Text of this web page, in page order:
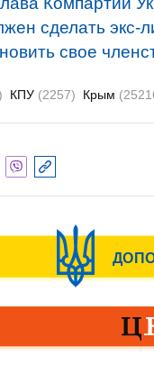
сделать экс-
свое
КПУ (2257) Крым